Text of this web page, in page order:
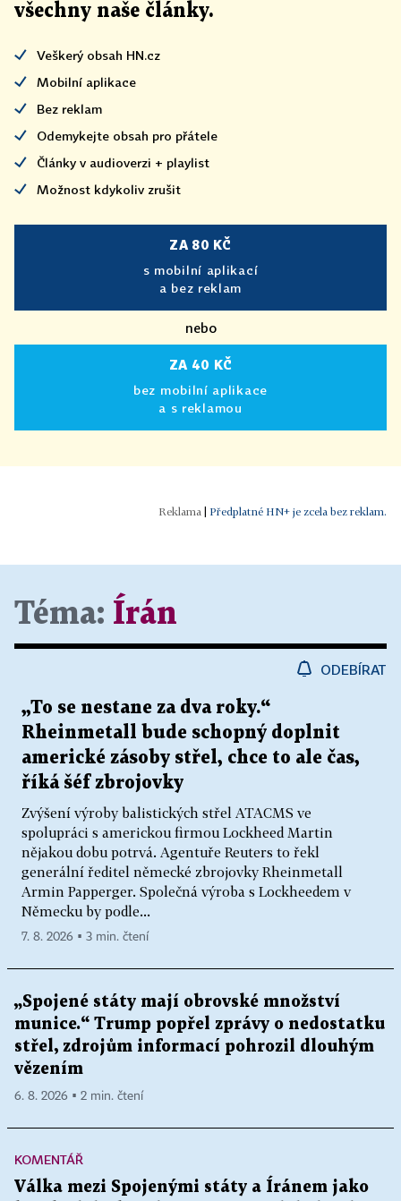
všechny naše články.
Veškerý obsah HN.cz
Mobilní aplikace
Bez reklam
Odemykejte obsah pro přátele
Články v audioverzi + playlist
Možnost kdykoliv zrušit
ZA 80 KČ
s mobilní aplikací
a bez reklam
nebo
ZA 40 KČ
bez mobilní aplikace
a s reklamou
| Předplatné HN+ je zcela bez reklam.
Téma: Írán
ODEBÍRAT
„To se nestane za dva roky.“
Rheinmetall bude schopný doplnit
americké zásoby střel, chce to ale čas,
říká šéf zbrojovky
Zvýšení výroby balistických střel ATACMS ve
spolupráci s americkou firmou Lockheed Martin
nějakou dobu potrvá. Agentuře Reuters to řekl
generální ředitel německé zbrojovky Rheinmetall
Armin Papperger. Společná výroba s Lockheedem v
Německu by podle...
7. 8. 2026 ▪ 3 min. čtení
„Spojené státy mají obrovské množství
munice.“ Trump popřel zprávy o nedostatku
střel, zdrojům informací pohrozil dlouhým
vězením
6. 8. 2026 ▪ 2 min. čtení
KOMENTÁŘ
Válka mezi Spojenými státy a Íránem jako